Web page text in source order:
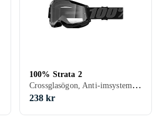
100% Strata 2
Crossglasögon, Anti-imsystem, UV-skydd, Barn
238 kr